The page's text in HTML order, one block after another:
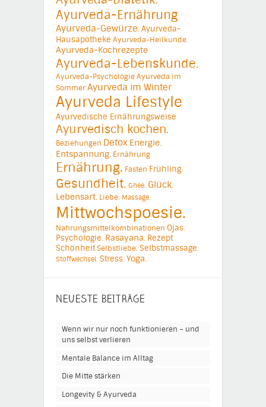
Ayurveda-Ernährung
Ayurveda-Gewürze.Ayurveda-
Hausapotheke Ayurveda-Heilkunde.
Ayurveda-Kochrezepte
Ayurveda-Lebenskunde.
Ayurveda-PsychologieAyurveda im
SommerAyurveda im Winter
Ayurveda Lifestyle
Ayurvedische Ernährungsweise
Ayurvedisch kochen.
Beziehungen Detox Energie.
Entspannung. Ernährung
Ernährung. Fasten Frühling.
Gesundheit. Ghee. Glück.
Lebensart. Liebe. Massage.
Mittwochspoesie.
Nahrungsmittelkombinationen Ojas.
Psychologie. Rasayana. Rezept
SchönheitSelbstliebe. Selbstmassage.
Stoffwechsel. Stress.Yoga.
NEUESTE BEITRÄGE
Wenn wir nur noch funktionieren – und
uns selbst verlieren
Mentale Balance im Alltag
Die Mitte stärken
Longevity & Ayurveda